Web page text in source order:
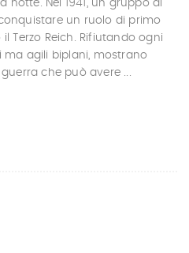
notte. Nel 1941, un gruppo di
un ruolo di primo
Terzo Reich. Rifiutando ogni
ma agili biplani, mostrano
che può avere ...